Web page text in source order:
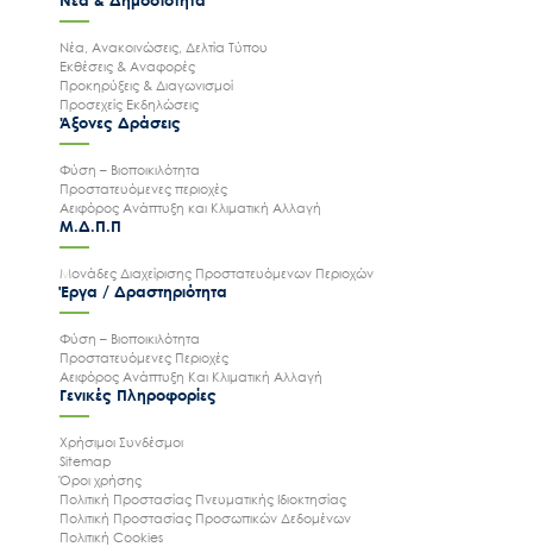
Νέα, Ανακοινώσεις, Δελτία Τύπου
Εκθέσεις & Αναφορές
Προκηρύξεις & Διαγωνισμοί
Προσεχείς Εκδηλώσεις
Άξονες Δράσεις
Φύση – Βιοποικιλότητα
Προστατευόμενες περιοχές
Αειφόρος Ανάπτυξη και Κλιματική Αλλαγή
Μ.Δ.Π.Π
Μονάδες Διαχείρισης Προστατευόμενων Περιοχών
Έργα / Δραστηριότητα
Φύση – Βιοποικιλότητα
Προστατευόμενες Περιοχές
Αειφόρος Ανάπτυξη Και Κλιματική Αλλαγή
Γενικές Πληροφορίες
Χρήσιμοι Συνδέσμοι
Sitemap
Όροι χρήσης
Πολιτική Προστασίας Πνευματικής Ιδιοκτησίας
Πολιτική Προστασίας Προσωπικών Δεδομένων
Πολιτική Cookies